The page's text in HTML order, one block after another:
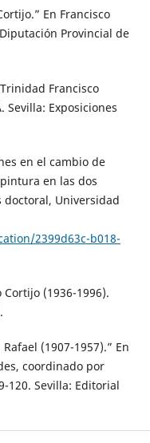
En Francisco
Provincial de
Francisco
Sevilla: Exposiciones
en el cambio de
en las dos
doctoral, Universidad
2399d63c-b018-
Cortijo (1936-1996).
(1907-1957).” En
coordinado por
120. Sevilla: Editorial